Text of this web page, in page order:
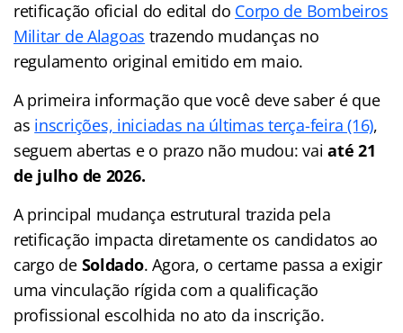
retificação oficial do edital do Corpo de Bombeiros
Militar de Alagoas trazendo mudanças no
regulamento original emitido em maio.
A primeira informação que você deve saber é que
as inscrições, iniciadas na últimas terça-feira (16),
seguem abertas e o prazo não mudou: vaiaté 21
de julho de 2026.
A principal mudança estrutural trazida pela
retificação impacta diretamente os candidatos ao
cargo de Soldado. Agora, o certame passa a exigir
uma vinculação rígida com a qualificação
profissional escolhida no ato da inscrição.